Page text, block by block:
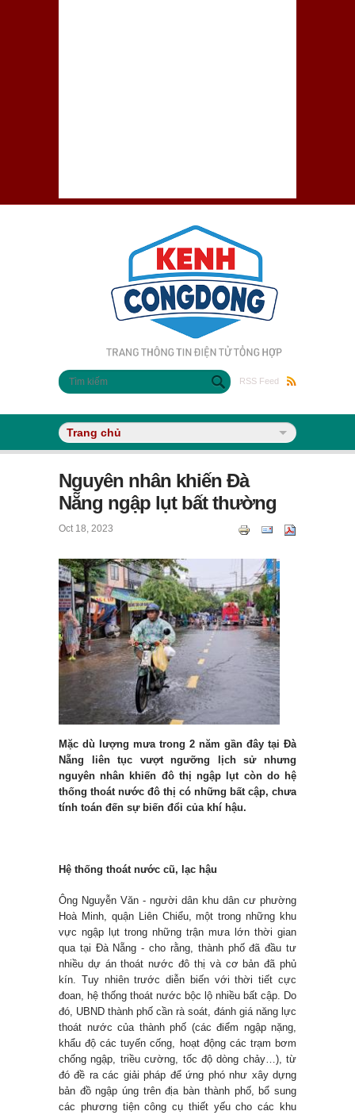
RSS Feed
Biểu mẫu tìm kiếm
Tìm kiếm
Nguyên nhân khiến Đà
Nẵng ngập lụt bất thường
Oct 18, 2023
Mặc dù lượng mưa trong 2 năm gần đây tại Đà
Nẵng liên tục vượt ngưỡng lịch sử nhưng
nguyên nhân khiến đô thị ngập lụt còn do hệ
thống thoát nước đô thị có những bất cập, chưa
tính toán đến sự biến đổi của khí hậu.
Hệ thống thoát nước cũ, lạc hậu
Ông Nguyễn Văn - người dân khu dân cư phường
Hoà Minh, quận Liên Chiểu, một trong những khu
vực ngập lụt trong những trận mưa lớn thời gian
qua tại Đà Nẵng - cho rằng, thành phố đã đầu tư
nhiều dự án thoát nước đô thị và cơ bản đã phủ
kín. Tuy nhiên trước diễn biến với thời tiết cực
đoan, hệ thống thoát nước bộc lộ nhiều bất cập. Do
đó, UBND thành phố cần rà soát, đánh giá năng lực
thoát nước của thành phố (các điểm ngập nặng,
khẩu độ các tuyến cống, hoạt động các trạm bơm
chống ngập, triều cường, tốc độ dòng chảy…), từ
đó đề ra các giải pháp để ứng phó như xây dựng
bản đồ ngập úng trên địa bàn thành phố, bổ sung
các phương tiện công cụ thiết yếu cho các khu